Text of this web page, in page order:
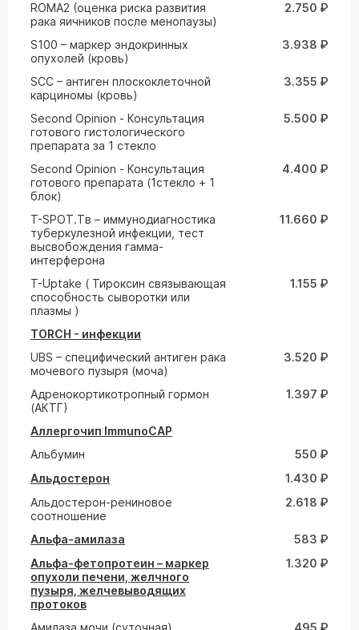
ROMA2 (оценка риска развития
рака яичников после менопаузы)
2.750 ₽
S100 – маркер эндокринных
опухолей (кровь)
3.938 ₽
SCC – антиген плоскоклеточной
карциномы (кровь)
3.355 ₽
Second Opinion - Консультация
готового гистологического
препарата за 1 стекло
5.500 ₽
Second Opinion - Консультация
готового препарата (1стекло + 1
блок)
4.400 ₽
T-SPOT.Tв – иммунодиагностика
туберкулезной инфекции, тест
высвобождения гамма-
интерферона
11.660 ₽
T-Uptake ( Тироксин связывающая
способность сыворотки или
плазмы )
1.155 ₽
TORCH - инфекции
UВS – специфический антиген рака
мочевого пузыря (моча)
3.520 ₽
Адренокортикотропный гормон
(АКТГ)
1.397 ₽
Аллергочип ImmunoCAP
Альбумин
550 ₽
Альдостерон
1.430 ₽
Альдостерон-рениновое
соотношение
2.618 ₽
Альфа-амилаза
583 ₽
Альфа-фетопротеин – маркер
опухоли печени, желчного
пузыря, желчевыводящих
протоков
1.320 ₽
Амилаза мочи (суточная)
495 ₽